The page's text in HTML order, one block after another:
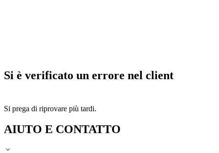
Si è verificato un errore nel client
Si prega di riprovare più tardi.
AIUTO E CONTATTO